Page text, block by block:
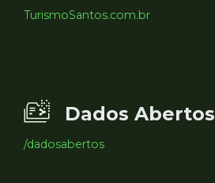
TurismoSantos.com.br
Dados Abertos
/dadosabertos